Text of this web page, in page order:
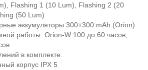
Flashing 1 (10 Lum), Flashing 2 (20
(50 Lum)
аккумуляторы 300+300 mAh (Orion)
работы: Orion-W 100 до 60 часов,
в комплекте.
корпус IPX 5